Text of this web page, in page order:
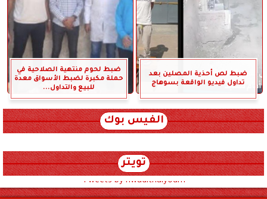
ضبط لص أحذية المصلين بعد
تداول فيديو الواقعة بسوهاج
ضبط لحوم منتهية الصلاحية في
حملة مكبرة لضبط الأسواق معدة
للبيع والتداول...
الفيس بوك
تويتر
Tweets by hwadithalyoum